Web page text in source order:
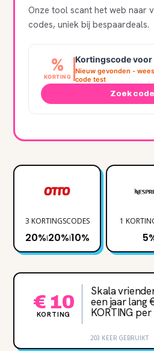
Onze tool scant het web naar
codes, uniek bij bespaardeals.
%
KORTING
Kortingscode voor
Nieuw gevonden -
code test
Zoek
3 KORTINGSCODES
20%|20%|10%
1
€ 10
KORTING
Skala
een jaar lang
KORTING
203 KEER GEBRUIKT